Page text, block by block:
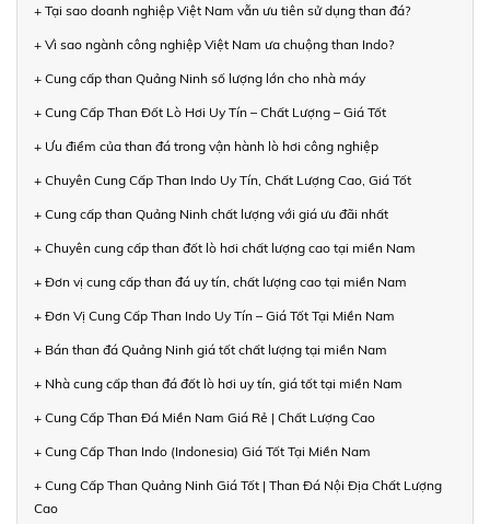
+ Tại sao doanh nghiệp Việt Nam vẫn ưu tiên sử dụng than đá?
+ Vì sao ngành công nghiệp Việt Nam ưa chuộng than Indo?
+ Cung cấp than Quảng Ninh số lượng lớn cho nhà máy
+ Cung Cấp Than Đốt Lò Hơi Uy Tín – Chất Lượng – Giá Tốt
+ Ưu điểm của than đá trong vận hành lò hơi công nghiệp
+ Chuyên Cung Cấp Than Indo Uy Tín, Chất Lượng Cao, Giá Tốt
+ Cung cấp than Quảng Ninh chất lượng với giá ưu đãi nhất
+ Chuyên cung cấp than đốt lò hơi chất lượng cao tại miền Nam
+ Đơn vị cung cấp than đá uy tín, chất lượng cao tại miền Nam
+ Đơn Vị Cung Cấp Than Indo Uy Tín – Giá Tốt Tại Miền Nam
+ Bán than đá Quảng Ninh giá tốt chất lượng tại miền Nam
+ Nhà cung cấp than đá đốt lò hơi uy tín, giá tốt tại miền Nam
+ Cung Cấp Than Đá Miền Nam Giá Rẻ | Chất Lượng Cao
+ Cung Cấp Than Indo (Indonesia) Giá Tốt Tại Miền Nam
+ Cung Cấp Than Quảng Ninh Giá Tốt | Than Đá Nội Địa Chất Lượng
Cao